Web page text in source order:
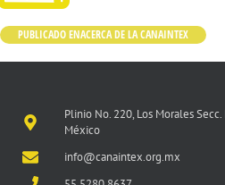
PUBLICADO ENACERCA DE LA CANAINTEX
Plinio No. 220, Los Morales Secc.
México
info@canaintex.org.mx